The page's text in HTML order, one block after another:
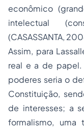
econômico
intelectual
(CASASSANTA,
Assim, para
real e a de
poderes seria o
Constituição,
de interesses; a
formalismo, uma